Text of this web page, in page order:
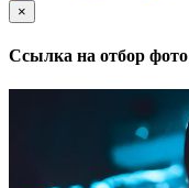
×
Ссылка на отбор фото